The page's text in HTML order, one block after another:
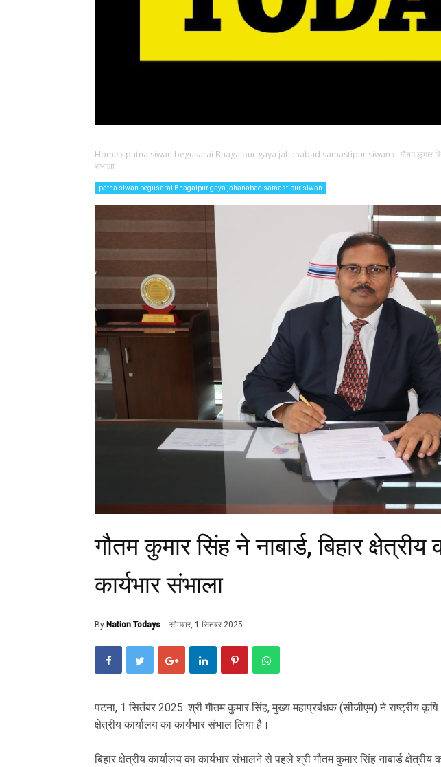
Home › patna siwan begusarai Bhagalpur gaya jahanabad samastipur siwan › गौतम कुमार
संभाला
patna siwan begusarai Bhagalpur gaya jahanabad samastipur siwan
गौतम कुमार सिंह ने नाबार्ड, बिहार क्षेत्रीय
कार्यभार संभाला
By Nation Todays सोमवार, 1 सितंबर 2025
पटना, 1 सितंबर 2025: श्री गौतम कुमार सिंह, मुख्य महाप्रबंधक (सीजीएम) ने राष्ट्रीय कृषि
क्षेत्रीय कार्यालय का कार्यभार संभाल लिया है।
बिहार क्षेत्रीय कार्यालय का कार्यभार संभालने से पहले श्री गौतम कुमार सिंह नाबार्ड